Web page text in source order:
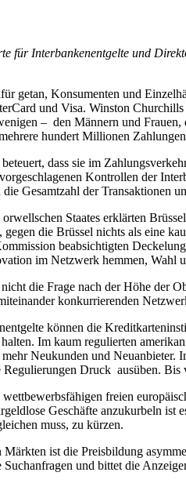
für Interbankenentgelte und
getan, Konsumenten und
und Visa. Winston
– den Männern und
hundert Millionen
dass sie im
Kontrollen der
die Gesamtzahl der Transaktionen
Staates erklärten
die Brüssel nichts als eine
beabsichtigten
im Netzwerk hemmen, Wahl
die Frage nach der Höhe der
konkurrierenden
können die
Im kaum regulierten
Neukunden und Neuanbieter.
Regulierungen Druck ausüben.
freien
Geschäfte anzukurbeln ist
muss, zu kürzen.
ist die Preisbildung
Suchanfragen und bittet die